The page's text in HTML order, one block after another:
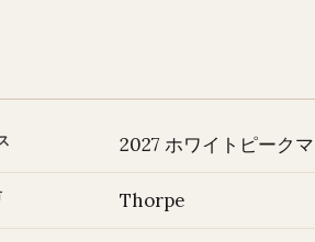
2027 ホワイトピーク
Thorpe